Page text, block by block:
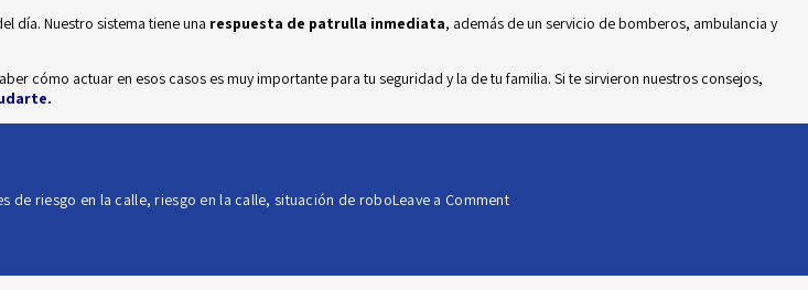
día. Nuestro sistema tiene una respuesta de patrulla inmediata, además de un servicio de bomberos, ambulancia y
cómo actuar en esos casos es muy importante para tu seguridad y la de tu familia. Si te sirvieron nuestros consejos,
.
de riesgo en la calle,riesgo en la calle,situación de roboLeave a Commenton
prevenir